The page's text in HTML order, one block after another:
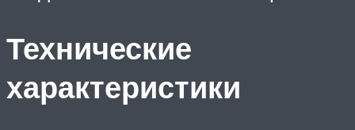
Технические
характеристики